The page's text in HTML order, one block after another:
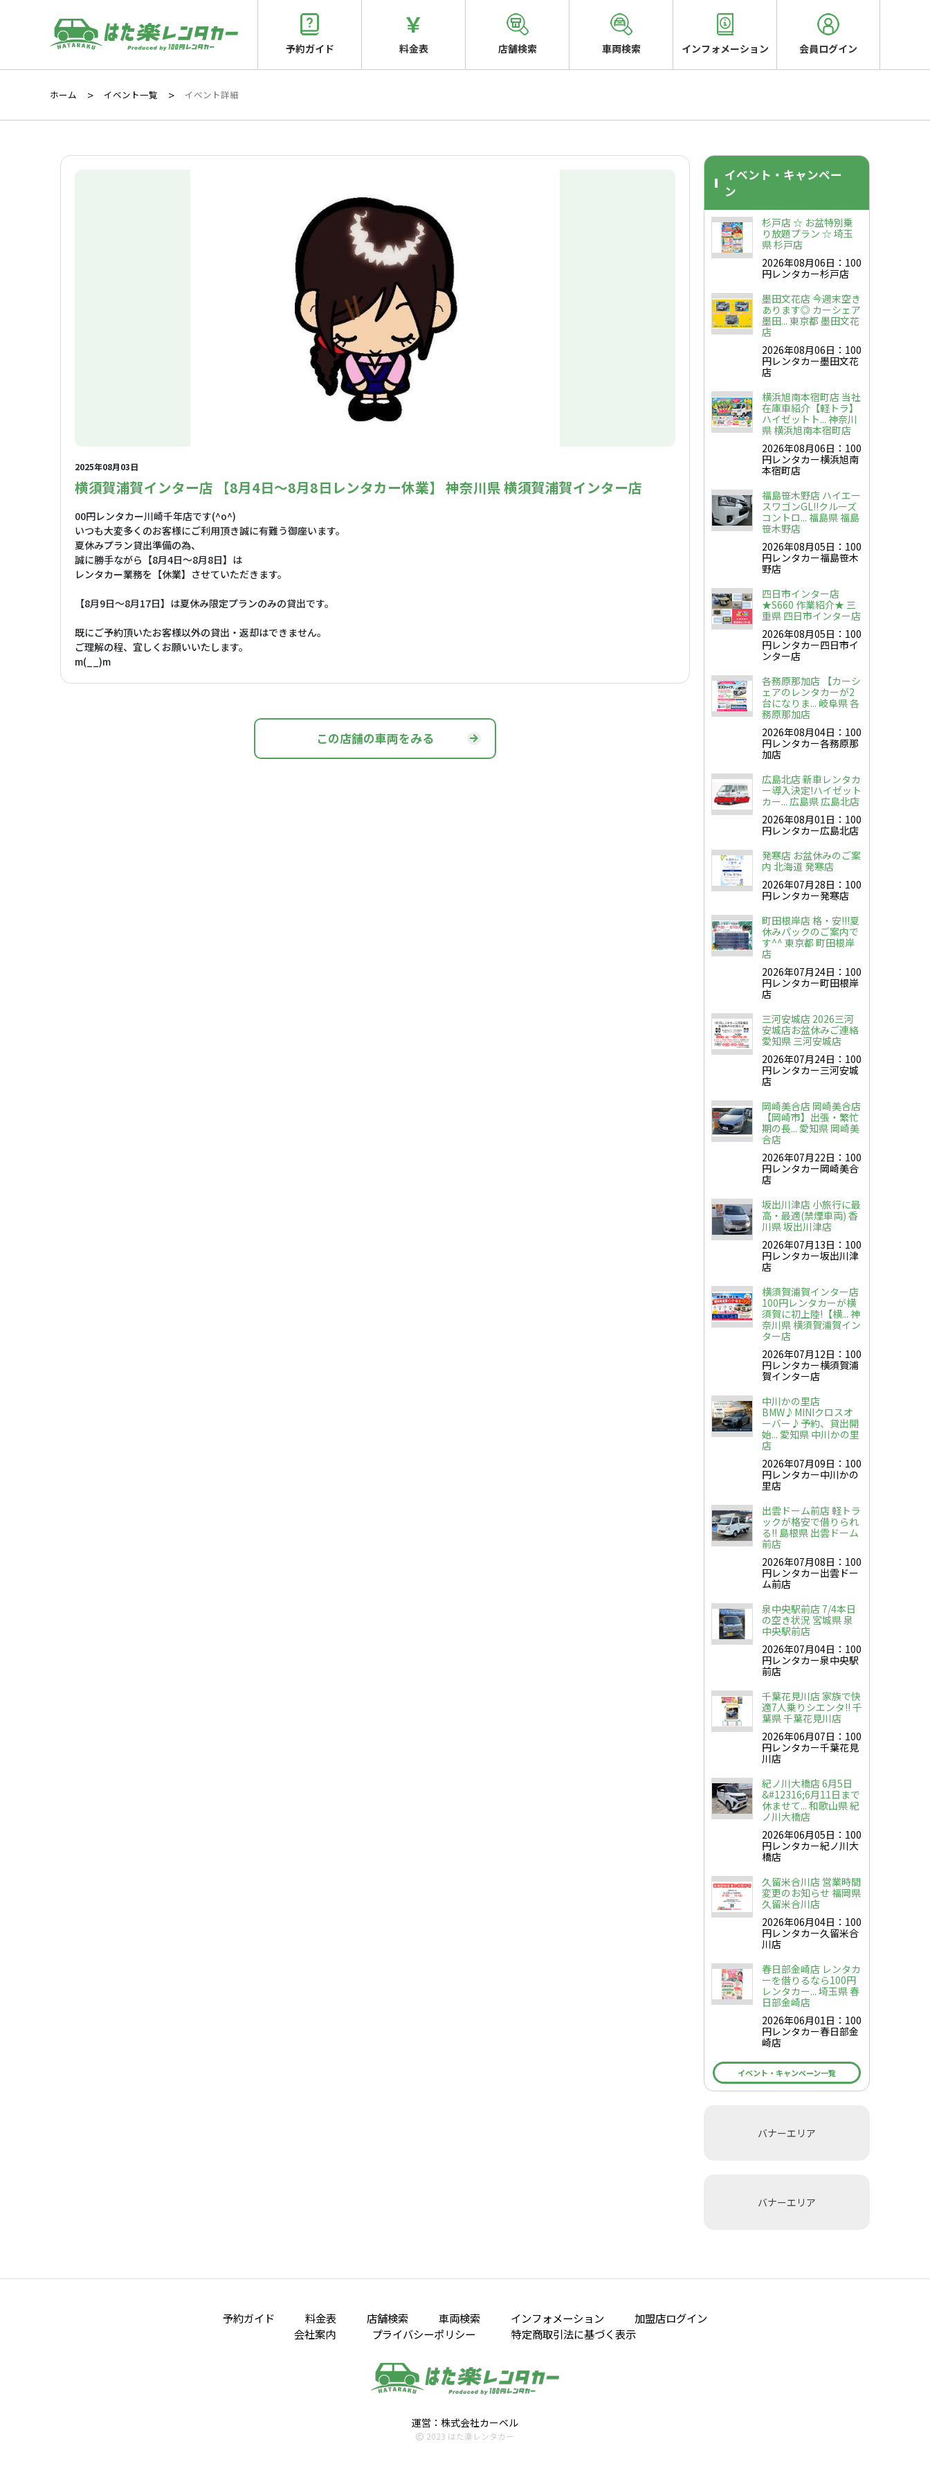
予約ガイド 料金表 店舗検索 車両検索 インフォメーション 会員ログイン
ホーム イベント一覧 イベント詳細
2025年08月03日
横須賀浦賀インター店 【8月4日〜8月8日レンタカー休業】 神奈川県 横須賀浦賀インター店
00円レンタカー川崎千年店です(^o^)
いつも大変多くのお客様にご利用頂き誠に有難う御座います。
夏休みプラン貸出準備の為、
誠に勝手ながら【8月4日〜8月8日】は
レンタカー業務を【休業】させていただきます。
【8月9日〜8月17日】は夏休み限定プランのみの貸出です。
既にご予約頂いたお客様以外の貸出・返却はできません。
ご理解の程、宜しくお願いいたします。
m(__)m
この店舗の車両をみる
イベント・キャンペー
ン
杉戸店 ☆ お盆特別乗
り放題プラン ☆ 埼玉
県 杉戸店
2026年08月06日：100
円レンタカー杉戸店
墨田文花店 今週末空き
あります◎ カーシェア
墨田... 東京都 墨田文花
店
2026年08月06日：100
円レンタカー墨田文花
店
横浜旭南本宿町店 当社
在庫車紹介【軽トラ】
ハイゼットト... 神奈川
県 横浜旭南本宿町店
2026年08月06日：100
円レンタカー横浜旭南
本宿町店
福島笹木野店 ハイエー
スワゴンGL!!クルーズ
コントロ... 福島県 福島
笹木野店
2026年08月05日：100
円レンタカー福島笹木
野店
四日市インター店
★S660 作業紹介★ 三
重県 四日市インター店
2026年08月05日：100
円レンタカー四日市イ
ンター店
各務原那加店 【カーシ
ェアのレンタカーが2
台になりま... 岐阜県 各
務原那加店
2026年08月04日：100
円レンタカー各務原那
加店
広島北店 新車レンタカ
ー導入決定!ハイゼット
カー... 広島県 広島北店
2026年08月01日：100
円レンタカー広島北店
発寒店 お盆休みのご案
内 北海道 発寒店
2026年07月28日：100
円レンタカー発寒店
町田根岸店 格・安!!!夏
休みパックのご案内で
す^^ 東京都 町田根岸
店
2026年07月24日：100
円レンタカー町田根岸
店
三河安城店 2026三河
安城店お盆休みご連絡
愛知県 三河安城店
2026年07月24日：100
円レンタカー三河安城
店
岡崎美合店 岡崎美合店
【岡崎市】出張・繁忙
期の長... 愛知県 岡崎美
合店
2026年07月22日：100
円レンタカー岡崎美合
店
坂出川津店 小旅行に最
高・最適(禁煙車両) 香
川県 坂出川津店
2026年07月13日：100
円レンタカー坂出川津
店
横須賀浦賀インター店
100円レンタカーが横
須賀に初上陸!【横... 神
奈川県 横須賀浦賀イン
ター店
2026年07月12日：100
円レンタカー横須賀浦
賀インター店
中川かの里店
BMW♪MINIクロスオ
ーバー♪予約、貸出開
始... 愛知県 中川かの里
店
2026年07月09日：100
円レンタカー中川かの
里店
出雲ドーム前店 軽トラ
ックが格安で借りられ
る!! 島根県 出雲ドーム
前店
2026年07月08日：100
円レンタカー出雲ドー
ム前店
泉中央駅前店 7/4本日
の空き状況 宮城県 泉
中央駅前店
2026年07月04日：100
円レンタカー泉中央駅
前店
千葉花見川店 家族で快
適7人乗りシエンタ!! 千
葉県 千葉花見川店
2026年06月07日：100
円レンタカー千葉花見
川店
紀ノ川大橋店 6月5日
&#12316;6月11日まで
休ませて... 和歌山県 紀
ノ川大橋店
2026年06月05日：100
円レンタカー紀ノ川大
橋店
久留米合川店 営業時間
変更のお知らせ 福岡県
久留米合川店
2026年06月04日：100
円レンタカー久留米合
川店
春日部金崎店 レンタカ
ーを借りるなら100円
レンタカー... 埼玉県 春
日部金崎店
2026年06月01日：100
円レンタカー春日部金
崎店
イベント・キャンペーン一覧
バナーエリア
バナーエリア
予約ガイド 料金表 店舗検索 車両検索 インフォメーション
加盟店ログイン
会社案内
プライバシーポリシー 特定商取引法に基づく表示
運営：株式会社カーベル
2023 はた楽レンタカー